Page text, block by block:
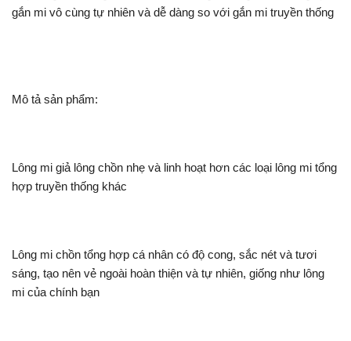
gắn mi vô cùng tự nhiên và dễ dàng so với gắn mi truyền thống
Mô tả sản phẩm:
Lông mi giả lông chồn nhẹ và linh hoạt hơn các loại lông mi tổng
hợp truyền thống khác
Lông mi chồn tổng hợp cá nhân có độ cong, sắc nét và tươi
sáng, tạo nên vẻ ngoài hoàn thiện và tự nhiên, giống như lông
mi của chính bạn